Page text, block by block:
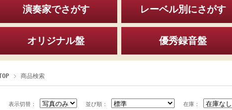
演奏家でさがす レーベル別にさがす
オリジナル盤 優秀録音盤
商品検索
表示切替： 並び順： 在庫：